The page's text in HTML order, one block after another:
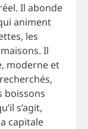
Il abonde
animent
les
Il
moderne et
boissons
s’agit,
capitale